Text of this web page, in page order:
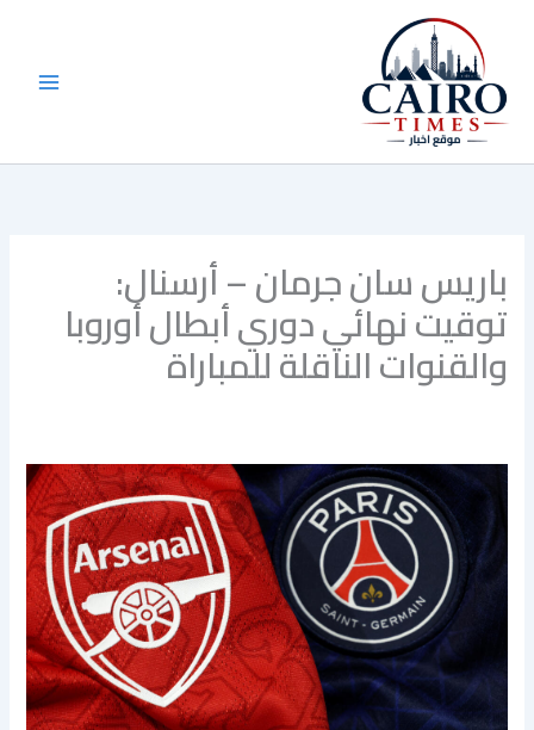
المحتوى
باريس سان جرمان – أرسنال:
توقيت نهائي دوري أبطال أوروبا
والقنوات الناقلة للمباراة